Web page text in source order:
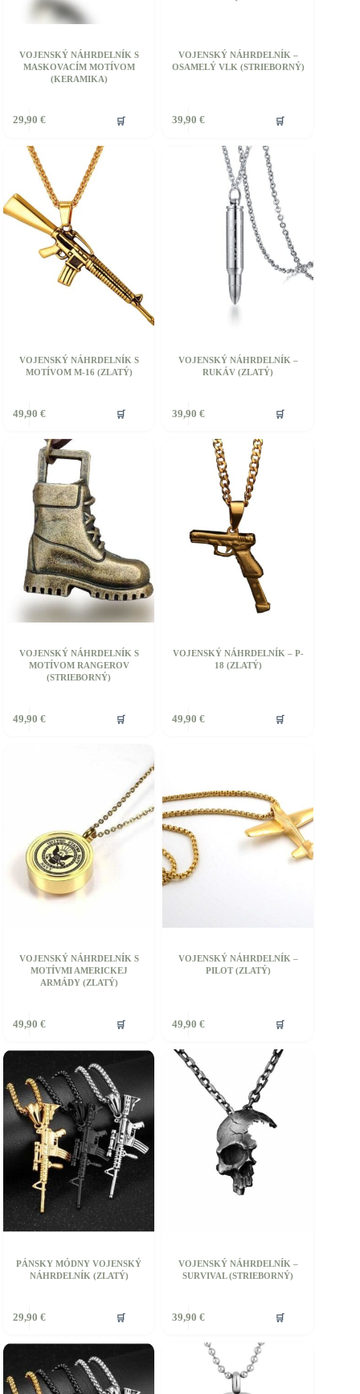
VOJENSKÝ NÁHRDELNÍK S
MASKOVACÍM MOTÍVOM
(KERAMIKA)
29,90 € 🛒
VOJENSKÝ NÁHRDELNÍK –
OSAMELÝ VLK (STRIEBORNÝ)
39,90 € 🛒
VOJENSKÝ NÁHRDELNÍK S
MOTÍVOM M-16 (ZLATÝ)
49,90 € 🛒
VOJENSKÝ NÁHRDELNÍK –
RUKÁV (ZLATÝ)
39,90 € 🛒
produkt
VOJENSKÝ NÁHRDELNÍK S
MOTÍVOM RANGEROV
(STRIEBORNÝ)
49,90 € 🛒
VOJENSKÝ NÁHRDELNÍK – P-
18 (ZLATÝ)
49,90 € 🛒
VOJENSKÝ NÁHRDELNÍK S
MOTÍVMI AMERICKEJ
ARMÁDY (ZLATÝ)
49,90 € 🛒
VOJENSKÝ NÁHRDELNÍK –
PILOT (ZLATÝ)
49,90 € 🛒
produkt
viacero
variantov.
môžete
PÁNSKY MÓDNY VOJENSKÝ
NÁHRDELNÍK (ZLATÝ)
29,90 € 🛒
VOJENSKÝ NÁHRDELNÍK –
SURVIVAL (STRIEBORNÝ)
39,90 € 🛒
produkt
viacero